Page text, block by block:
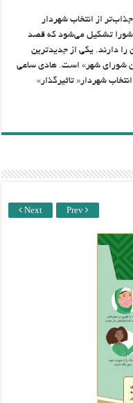
از انتخاب شهردار
شورا تشکیل می‌شود که قصد
را دارند. یکی از جدیدترین
شورای شهر» است. هادی ساعی
شهردار« تاثیرگذار»
Next Prev